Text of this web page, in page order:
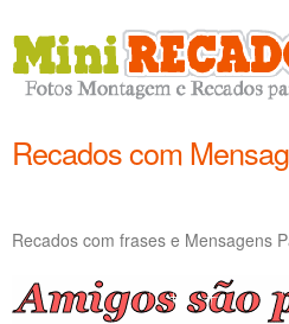
Recados com
Recados com frases e Mensagens